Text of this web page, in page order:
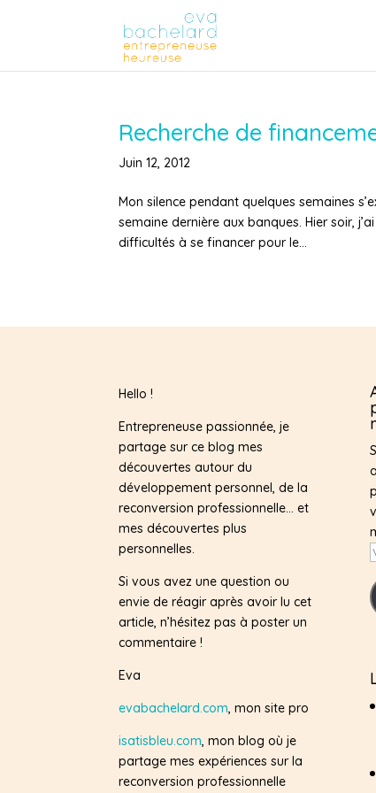
Recherche de
Juin 12, 2012
Mon silence pendant quelques semaines
semaine dernière aux banques. Hier soir,
difficultés à se financer pour le...
Hello !
Entrepreneuse passionnée, je
partage sur ce blog mes
découvertes autour du
développement personnel, de la
reconversion professionnelle… et
mes découvertes plus
personnelles.
Si vous avez une question ou
envie de réagir après avoir lu cet
article, n’hésitez pas à poster un
commentaire !
Eva
evabachelard.com , mon site pro
isatisbleu.com , mon blog où je
partage mes expériences sur la
reconversion professionnelle
e-